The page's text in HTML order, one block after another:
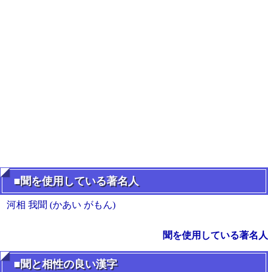
■聞を使用している著名人
河相 我聞 (かあい がもん)
聞を使用している著名人
■聞と相性の良い漢字